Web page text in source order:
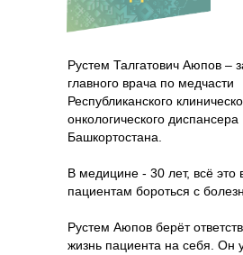
Рустем Талгатович Аюпов –
главного врача по медчасти
Республиканского
онкологического
Башкортостана.
В медицине - 30 лет, всё это
пациентам бороться с
Рустем Аюпов берёт
жизнь пациента на себя. Он